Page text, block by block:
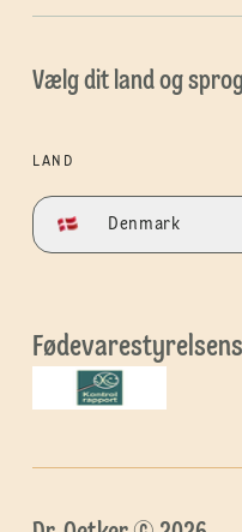
Vælg dit land og
LAND
Denmark